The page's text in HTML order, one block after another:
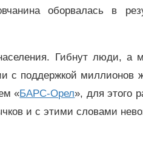
оборвалась в
Гибнут люди, а
с поддержкой миллионов
«БАРС-Орел», для этого
и с этими словами